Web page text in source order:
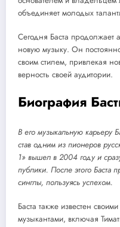
объединяет молодых
Сегодня Баста продолжает
новую музыку. Он
своим стилем, привлекая
верность своей аудитории.
Биография
В его музыкальную карьеру
став одним из пионеров
1» вышел в 2004 году и
публики. После этого Баста
синглы, пользуясь успехом.
Баста также известен
музыкантами, включая